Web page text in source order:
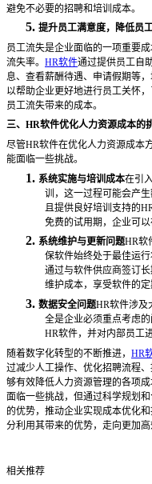
避免不必要的招聘和培训成本。
5. 提升员工满意度，降低员
员工流失是企业面临的一项重要
流失率。 HR软件通过提供员工自
息、查看薪酬待遇、申请假期等
以帮助企业更好地进行员工关怀
员工流失带来的成本。
三、 HR软件优化人力资源成本的
尽管HR软件在优化人力资源成本
能面临一些挑战。
1. 系统实施与培训成本在引入
训，这一过程可能会产
且提供良好培训支持的
免费的试用期，企业可
2. 系统维护与更新问题HR软
保软件始终处于最佳运
通过与软件供应商签订
维护成本，享受软件的定
3. 数据安全问题HR软件涉及
全是企业必须重点考虑
HR软件，并对内部员工
随着数字化转型的不断推进， HR
过减少人工操作、优化招聘流程
够有效降低人力资源管理的各项
面临一些挑战，但通过科学规划
的优势，推动企业实现成本优化
分利用其带来的优势，走向更加
相关推荐